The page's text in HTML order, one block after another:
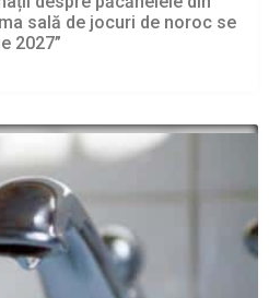
sală de jocuri de noroc se
2027”